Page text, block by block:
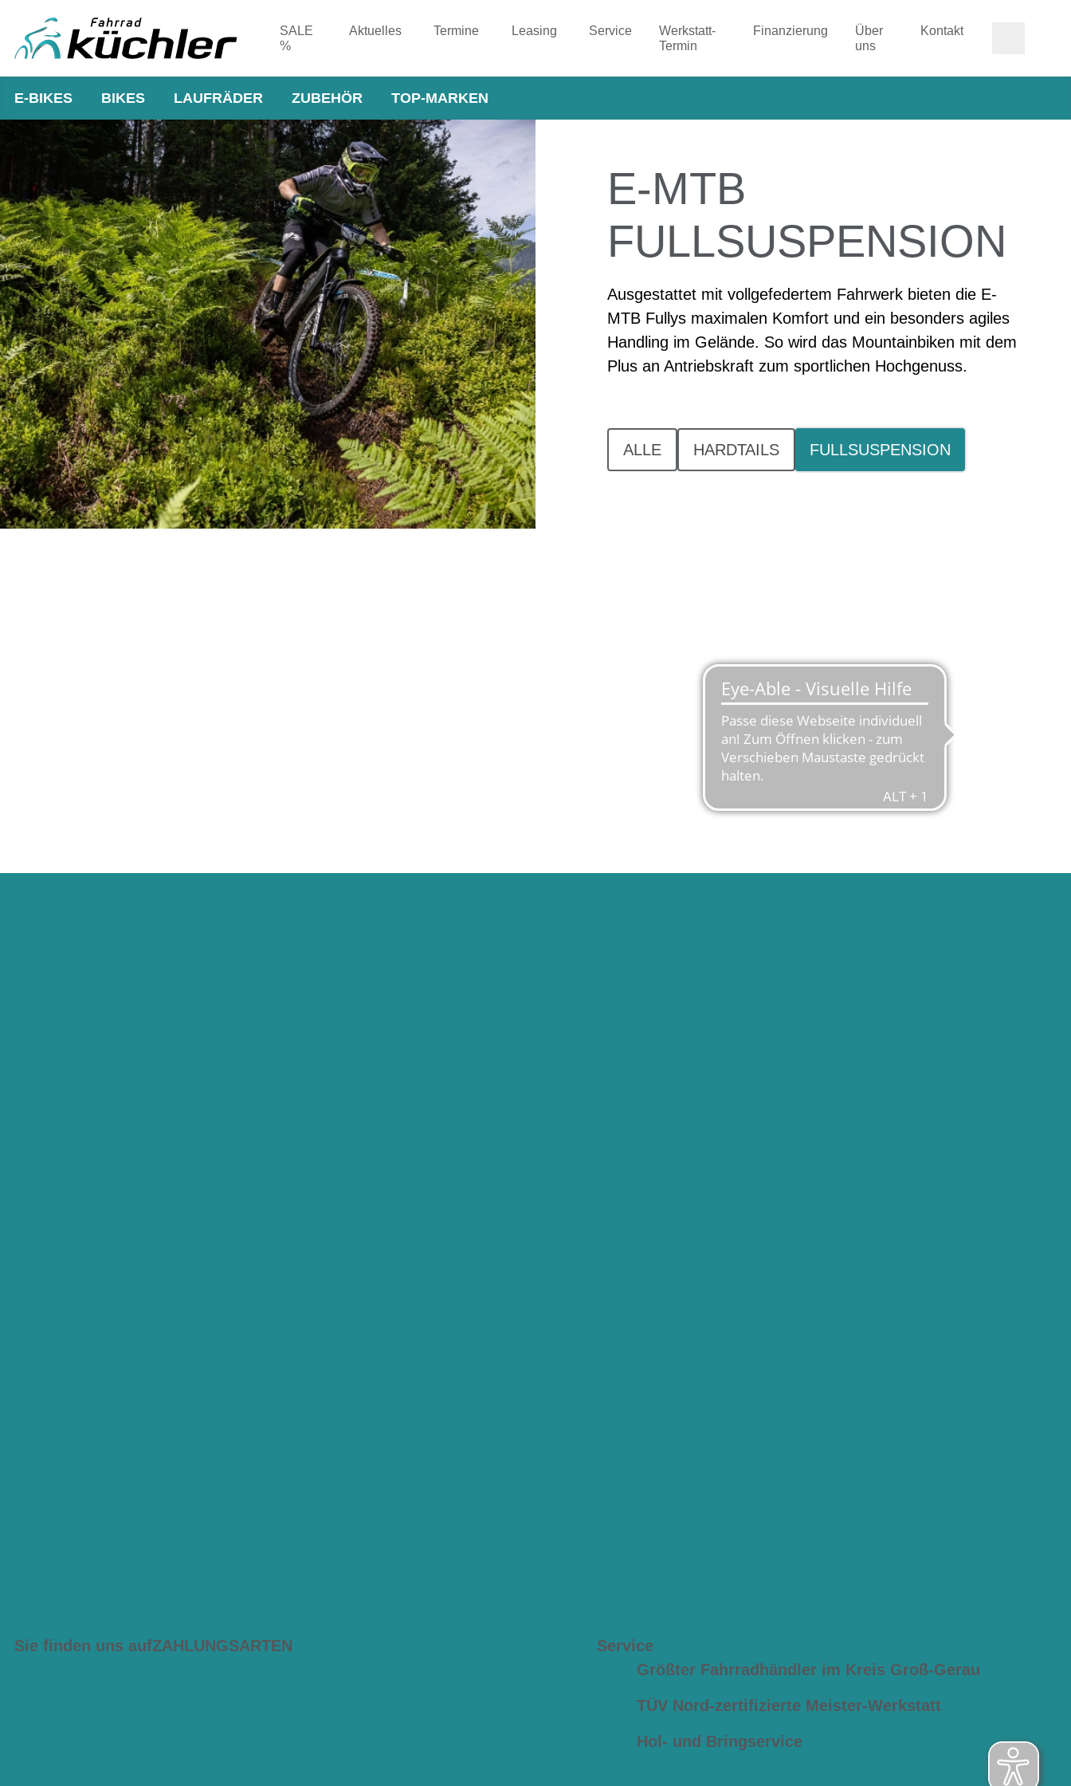
SALE
%
Aktuelles Termine Leasing Service
Werkstatt-
Termin
Finanzierung
Über
uns
Kontakt
E-BIKES BIKES LAUFRÄDER ZUBEHÖR TOP-MARKEN
E-MTB
FULLSUSPENSION
Ausgestattet mit vollgefedertem Fahrwerk bieten die E-
MTB Fullys maximalen Komfort und ein besonders agiles
Handling im Gelände. So wird das Mountainbiken mit dem
Plus an Antriebskraft zum sportlichen Hochgenuss.
ALLE HARDTAILS FULLSUSPENSION
Sie finden uns aufZAHLUNGSARTEN
Service
Größter Fahrradhändler im Kreis Groß-Gerau
TÜV Nord-zertifizierte Meister-Werkstatt
Hol- und Bringservice